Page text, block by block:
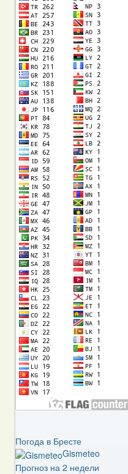
Погода в Бресте
Gismeteo
Прогноз на 2 недели